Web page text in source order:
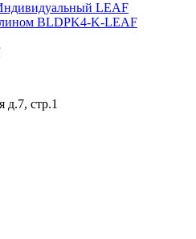
LEAF
BLDPK4-K-LEAF
д.7, стр.1